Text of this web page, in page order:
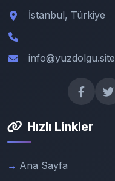
İstanbul, Türkiye
info@yuzdolgu.site
Hızlı Linkler
Ana Sayfa